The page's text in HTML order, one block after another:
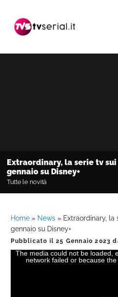
navigazione
contenuto
barra
primaria
Extraordinary, la serie tv
gennaio su Disney+
Tutte le novità
Home » News » Extraordinary, la
gennaio su Disney+
Pubblicato il25 Gennaio 2023
The media could not be loaded,
network failed or because